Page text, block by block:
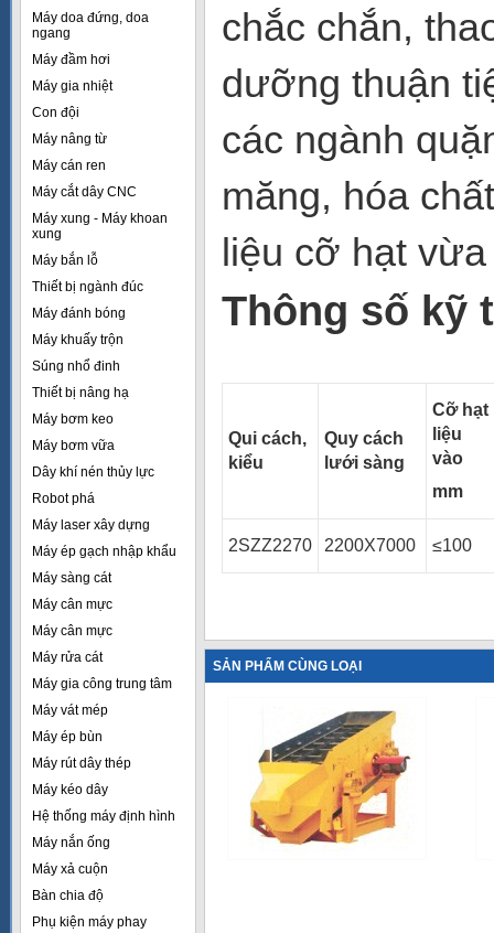
Máy doa đứng, doa
ngang
Máy đầm hơi
Máy gia nhiệt
Con đội
Máy nâng từ
Máy cán ren
Máy cắt dây CNC
Máy xung - Máy khoan
xung
Máy bắn lỗ
Thiết bị ngành đúc
Máy đánh bóng
Máy khuấy trộn
Súng nhổ đinh
Thiết bị nâng hạ
Máy bơm keo
Máy bơm vữa
Dây khí nén thủy lực
Robot phá
Máy laser xây dựng
Máy ép gạch nhập khẩu
Máy sàng cát
Máy cân mực
Máy cân mực
Máy rửa cát
Máy gia công trung tâm
Máy vát mép
Máy ép bùn
Máy rút dây thép
Máy kéo dây
Hệ thống máy định hình
Máy nắn ống
Máy xả cuộn
Bàn chia độ
Phụ kiện máy phay
chắc chắn,
dưỡng thuận
các ngành
măng, hóa
liệu cỡ hạt
Thông số kỹ
Qui cách,
kiểu
Quy cách
lưới sàng
Cỡ hạt
liệu
vào
mm
2SZZ2270 2200X7000 ≤100
SẢN PHẨM CÙNG LOẠI